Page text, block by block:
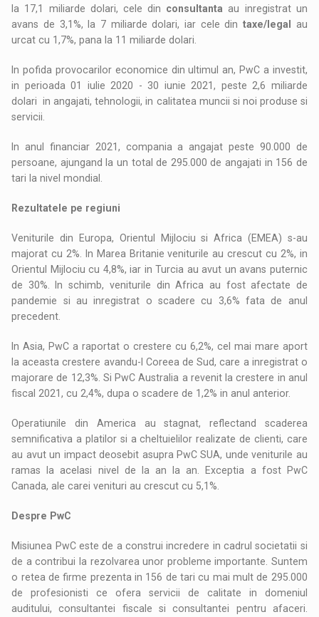
la 17,1 miliarde dolari, cele din consultanta au inregistrat un
avans de 3,1%, la 7 miliarde dolari, iar cele dintaxe/legal
au
urcat cu 1,7%, pana la 11 miliarde dolari.
In pofida provocarilor economice din ultimul an, PwC a investit,
in perioada 01 iulie 2020 - 30 iunie 2021, peste 2,6 miliarde
dolari in angajati, tehnologii, in calitatea muncii si noi produse si
servicii.
In anul financiar 2021, compania a angajat peste 90.000 de
persoane, ajungand la un total de 295.000 de angajati in 156 de
tari la nivel mondial.
Rezultatele pe regiuni
Veniturile din Europa, Orientul Mijlociu si Africa (EMEA) s-au
majorat cu 2%. In Marea Britanie veniturile au crescut cu 2%, in
Orientul Mijlociu cu 4,8%, iar in Turcia au avut un avans puternic
de 30%. In schimb, veniturile din Africa au fost afectate de
pandemie si au inregistrat o scadere cu 3,6% fata de anul
precedent.
In Asia, PwC a raportat o crestere cu 6,2%, cel mai mare aport
la aceasta crestere avandu-l Coreea de Sud, care a inregistrat o
majorare de 12,3%. Si PwC Australia a revenit la crestere in anul
fiscal 2021, cu 2,4%, dupa o scadere de 1,2% in anul anterior.
Operatiunile din America au stagnat, reflectand scaderea
semnificativa a platilor si a cheltuielilor realizate de clienti, care
au avut un impact deosebit asupra PwC SUA, unde veniturile au
ramas la acelasi nivel de la an la an. Exceptia a fost PwC
Canada, ale carei venituri au crescut cu 5,1%.
Despre PwC
Misiunea PwC este de a construi incredere in cadrul societatii si
de a contribui la rezolvarea unor probleme importante. Suntem
o retea de firme prezenta in 156 de tari cu mai mult de 295.000
de profesionisti ce ofera servicii de calitate in domeniul
auditului, consultantei fiscale si consultantei pentru afaceri.